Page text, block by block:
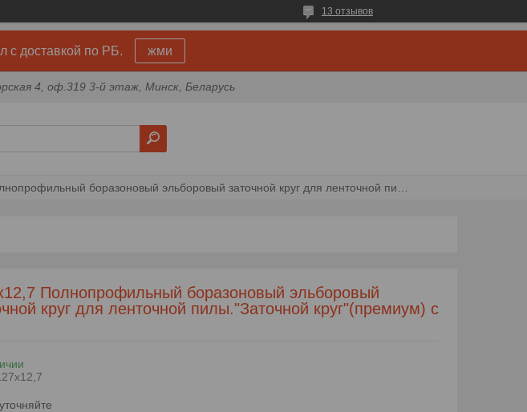
13 отзывов
с доставкой по РБ. жми
4, оф.319 3-й этаж, Минск, Беларусь
Полнопрофильный боразоновый эльборовый
круг для ленточной пилы."Заточной круг"(премиум) с